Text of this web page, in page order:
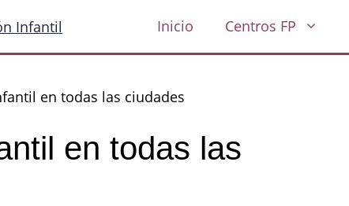
Inicio Centros FP
en todas las ciudades
en todas las